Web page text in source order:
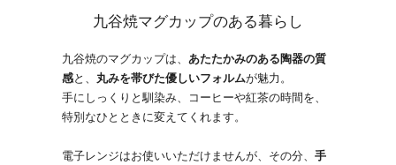
九谷焼マグカップのある暮らし
九谷焼のマグカップは、 あたたかみのある陶器の質
感と、 丸みを帯びた優しいフォルムが魅力。
手にしっくりと馴染み、コーヒーや紅茶の時間を、
特別なひとときに変えてくれます。
電子レンジはお使いいただけませんが、その分、 手